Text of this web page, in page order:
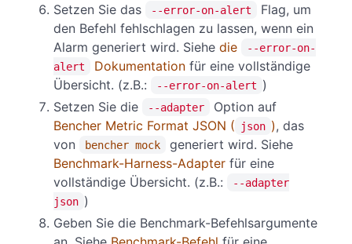
Setzen Sie das
--error-on-alert
Flag, um
den Befehl fehlschlagen zu lassen, wenn ein
Alarm generiert wird. Siehe die
--error-on-
alert
Dokumentation für eine vollständige
Übersicht. (z.B.:
--error-on-alert )
Setzen Sie die
--adapter
Option auf
Bencher Metric Format JSON (
json ), das
von
bencher mock
generiert wird. Siehe
Benchmark-Harness-Adapter für eine
vollständige Übersicht. (z.B.:
--adapter
json )
Geben Sie die Benchmark-Befehlsargumente